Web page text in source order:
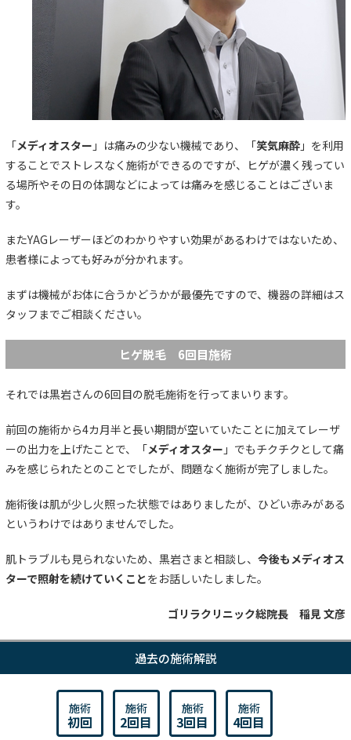
「メディオスター 」は痛みの少ない機械であり、「笑気麻酔 」を利用
することでストレスなく施術ができるのですが、ヒゲが濃く残ってい
る場所やその日の体調などによっては痛みを感じることはございま
す。
またYAGレーザーほどのわかりやすい効果があるわけではないため、
患者様によっても好みが分かれます。
まずは機械がお体に合うかどうかが最優先ですので、機器の詳細はス
タッフまでご相談ください。
ヒゲ脱毛 6回目施術
それでは黒岩さんの6回目の脱毛施術を行ってまいります。
前回の施術から4カ月半と長い期間が空いていたことに加えてレーザ
ーの出力を上げたことで、「メディオスター 」でもチクチクとして痛
みを感じられたとのことでしたが、問題なく施術が完了しました。
施術後は肌が少し火照った状態ではありましたが、ひどい赤みがある
というわけではありませんでした。
肌トラブルも見られないため、黒岩さまと相談し、 今後もメディオス
ターで照射を続けていくことをお話しいたしました。
ゴリラクリニック総院長 稲見 文彦
過去の施術解説
施術
初回
施術
2回目
施術
3回目
施術
4回目